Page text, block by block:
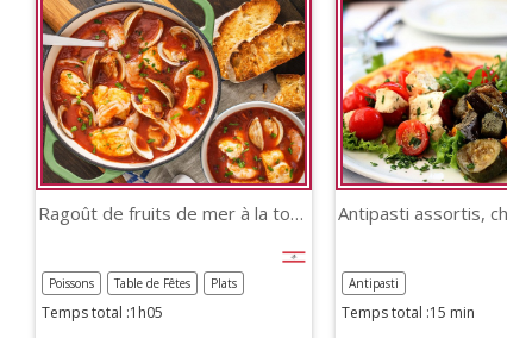
Ragoût de fruits de mer à la toscane
Temps total :1h05
Poissons Table de Fêtes Plats
Temps total :15 min
Antipasti